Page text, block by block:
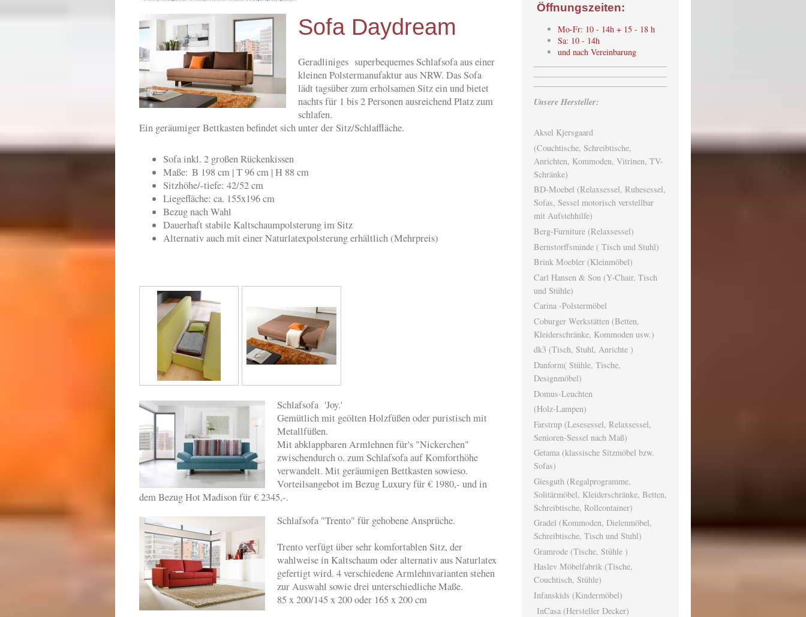
Sofa Daydream
Geradliniges superbequemes Schlafsofa aus einer
kleinen Polstermanufaktur aus NRW. Das Sofa
lädt tagsüber zum erholsamen Sitz ein und bietet
nachts für 1 bis 2 Personen ausreichend Platz zum
schlafen.
Ein geräumiger Bettkasten befindet sich unter der Sitz/Schlaffläche.
Sofa inkl. 2 großen Rückenkissen
Maße: B 198 cm | T 96 cm | H 88 cm
Sitzhöhe/-tiefe: 42/52 cm
Liegefläche: ca. 155x196 cm
Bezug nach Wahl
Dauerhaft stabile Kaltschaumpolsterung im Sitz
Alternativ auch mit einer Naturlatexpolsterung erhältlich (Mehrpreis)
Schlafsofa 'Joy.'
Gemütlich mit geölten Holzfüßen oder puristisch mit
Metallfüßen.
Mit abklappbaren Armlehnen für's "Nickerchen"
zwischendurch o. zum Schlafsofa auf Komforthöhe
verwandelt. Mit geräumigen Bettkasten sowieso.
Vorteilsangebot im Bezug Luxury für € 1980,- und in
dem Bezug Hot Madison für € 2345,-.
Schlafsofa "Trento" für gehobene Ansprüche.
Trento verfügt über sehr komfortablen Sitz, der
wahlweise in Kaltschaum oder alternativ aus Naturlatex
gefertigt wird. 4 verschiedene Armlehnvarianten stehen
zur Auswahl sowie drei unterschiedliche Maße.
85 x 200/145 x 200 oder 165 x 200 cm
Öffnungszeiten:
Mo-Fr: 10 - 14h + 15 - 18 h
Sa: 10 - 14h
und nach Vereinbarung
Unsere Hersteller:
Aksel Kjersgaard
(Couchtische, Schreibtische,
Anrichten, Kommoden, Vitrinen, TV-
Schränke)
BD-Moebel (Relaxsessel, Ruhesessel,
Sofas, Sessel motorisch verstellbar
mit Aufstehhilfe)
Berg-Furniture (Relaxsessel)
Bernstorffsminde ( Tisch und Stuhl)
Brink Moebler (Kleinmöbel)
Carl Hansen & Son (Y-Chair, Tisch
und Stühle)
Carina -Polstermöbel
Coburger Werkstätten (Betten,
Kleiderschränke, Kommoden usw.)
dk3 (Tisch, Stuhl, Anrichte )
Danform( Stühle, Tische,
Designmöbel)
Domus-Leuchten
(Holz-Lampen)
Farstrup (Lesesessel, Relaxsessel,
Senioren-Sessel nach Maß)
Getama (klassische Sitzmöbel bzw.
Sofas)
Giesguth (Regalprogramme,
Solitärmöbel, Kleiderschränke, Betten,
Schreibtische, Rollcontainer)
Gradel (Kommoden, Dielenmöbel,
Schreibtische, Tisch und Stuhl)
Gramrode (Tische, Stühle )
Haslev Möbelfabrik (Tische,
Couchtisch, Stühle)
Infanskids (Kindermöbel)
InCasa (Hersteller Decker)